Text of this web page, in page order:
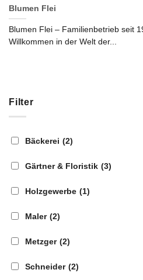
Filter
Bäckerei (2)
Gärtner & Floristik (3)
Holzgewerbe (1)
Maler (2)
Metzger (2)
Schneider (2)
Blumen Flei
Blumen Flei – Familienbetrieb seit
Willkommen in der Welt der...